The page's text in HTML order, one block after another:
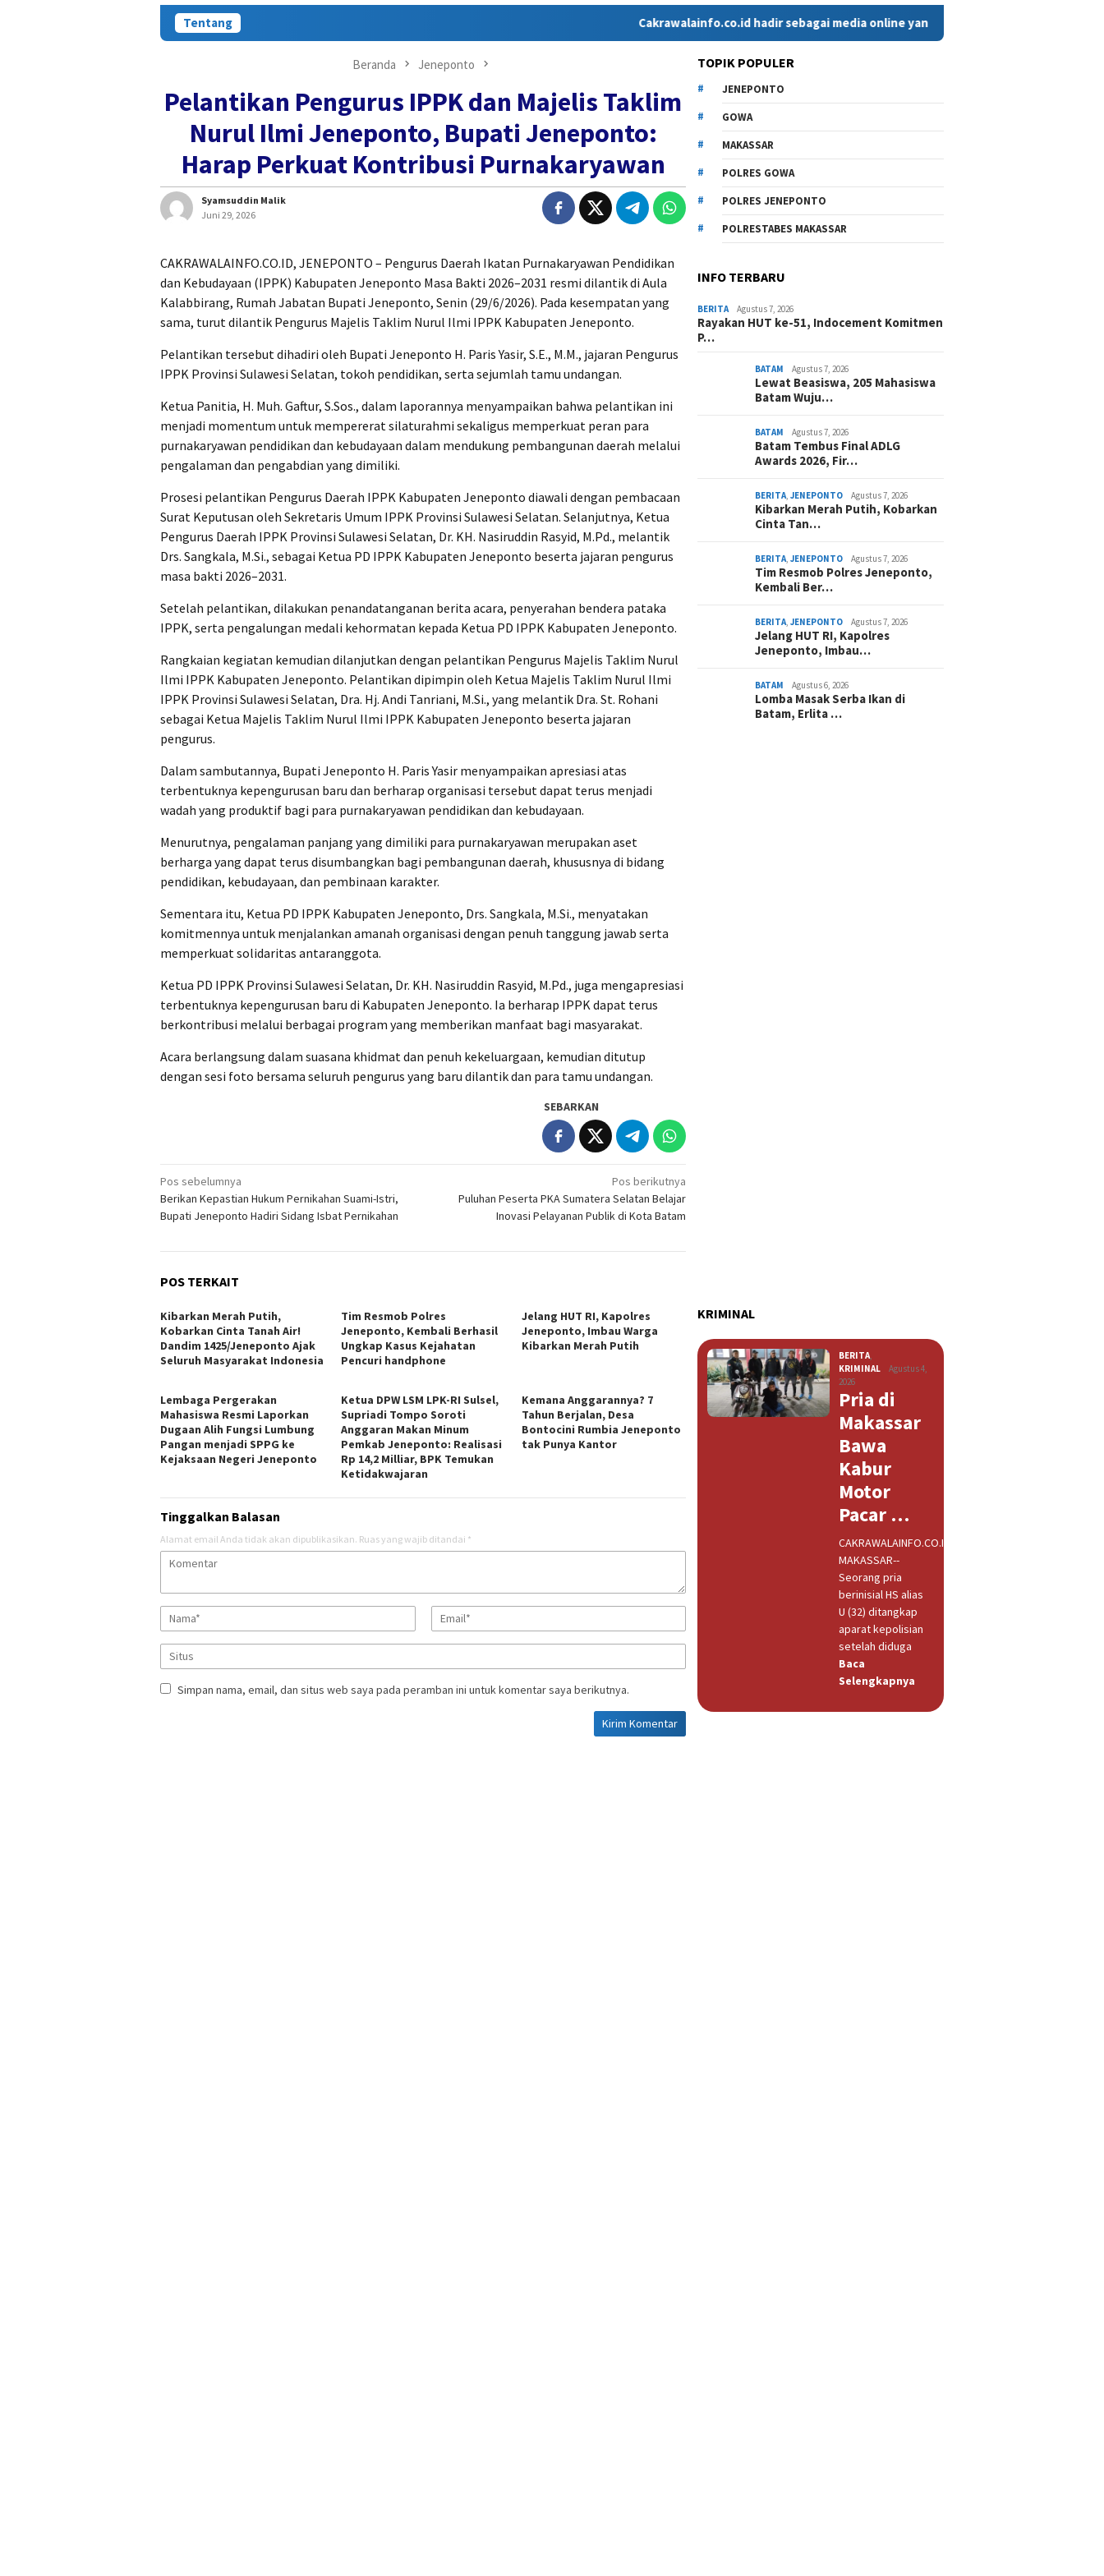
Tentang Cakrawalainfo.co.id hadir sebagai media online yang menyajikan berita cepat, faktual,
Beranda Jeneponto
Pelantikan Pengurus IPPK dan Majelis Taklim
Nurul Ilmi Jeneponto, Bupati Jeneponto:
Harap Perkuat Kontribusi Purnakaryawan
Syamsuddin Malik
Juni 29, 2026
CAKRAWALAINFO.CO.ID, JENEPONTO – Pengurus Daerah Ikatan Purnakaryawan Pendidikan
dan Kebudayaan (IPPK) Kabupaten Jeneponto Masa Bakti 2026–2031 resmi dilantik di Aula
Kalabbirang, Rumah Jabatan Bupati Jeneponto, Senin (29/6/2026). Pada kesempatan yang
sama, turut dilantik Pengurus Majelis Taklim Nurul Ilmi IPPK Kabupaten Jeneponto.
Pelantikan tersebut dihadiri oleh Bupati Jeneponto H. Paris Yasir, S.E., M.M., jajaran Pengurus
IPPK Provinsi Sulawesi Selatan, tokoh pendidikan, serta sejumlah tamu undangan.
Ketua Panitia, H. Muh. Gaftur, S.Sos., dalam laporannya menyampaikan bahwa pelantikan ini
menjadi momentum untuk mempererat silaturahmi sekaligus memperkuat peran para
purnakaryawan pendidikan dan kebudayaan dalam mendukung pembangunan daerah melalui
pengalaman dan pengabdian yang dimiliki.
Prosesi pelantikan Pengurus Daerah IPPK Kabupaten Jeneponto diawali dengan pembacaan
Surat Keputusan oleh Sekretaris Umum IPPK Provinsi Sulawesi Selatan. Selanjutnya, Ketua
Pengurus Daerah IPPK Provinsi Sulawesi Selatan, Dr. KH. Nasiruddin Rasyid, M.Pd., melantik
Drs. Sangkala, M.Si., sebagai Ketua PD IPPK Kabupaten Jeneponto beserta jajaran pengurus
masa bakti 2026–2031.
Setelah pelantikan, dilakukan penandatanganan berita acara, penyerahan bendera pataka
IPPK, serta pengalungan medali kehormatan kepada Ketua PD IPPK Kabupaten Jeneponto.
Rangkaian kegiatan kemudian dilanjutkan dengan pelantikan Pengurus Majelis Taklim Nurul
Ilmi IPPK Kabupaten Jeneponto. Pelantikan dipimpin oleh Ketua Majelis Taklim Nurul Ilmi
IPPK Provinsi Sulawesi Selatan, Dra. Hj. Andi Tanriani, M.Si., yang melantik Dra. St. Rohani
sebagai Ketua Majelis Taklim Nurul Ilmi IPPK Kabupaten Jeneponto beserta jajaran
pengurus.
Dalam sambutannya, Bupati Jeneponto H. Paris Yasir menyampaikan apresiasi atas
terbentuknya kepengurusan baru dan berharap organisasi tersebut dapat terus menjadi
wadah yang produktif bagi para purnakaryawan pendidikan dan kebudayaan.
Menurutnya, pengalaman panjang yang dimiliki para purnakaryawan merupakan aset
berharga yang dapat terus disumbangkan bagi pembangunan daerah, khususnya di bidang
pendidikan, kebudayaan, dan pembinaan karakter.
Sementara itu, Ketua PD IPPK Kabupaten Jeneponto, Drs. Sangkala, M.Si., menyatakan
komitmennya untuk menjalankan amanah organisasi dengan penuh tanggung jawab serta
memperkuat solidaritas antaranggota.
Ketua PD IPPK Provinsi Sulawesi Selatan, Dr. KH. Nasiruddin Rasyid, M.Pd., juga mengapresiasi
terbentuknya kepengurusan baru di Kabupaten Jeneponto. Ia berharap IPPK dapat terus
berkontribusi melalui berbagai program yang memberikan manfaat bagi masyarakat.
Acara berlangsung dalam suasana khidmat dan penuh kekeluargaan, kemudian ditutup
dengan sesi foto bersama seluruh pengurus yang baru dilantik dan para tamu undangan.
SEBARKAN
Navigasi
pos
Pos sebelumnya
Berikan Kepastian Hukum Pernikahan Suami-Istri,
Bupati Jeneponto Hadiri Sidang Isbat Pernikahan
Pos berikutnya
Puluhan Peserta PKA Sumatera Selatan Belajar
Inovasi Pelayanan Publik di Kota Batam
POS TERKAIT
Kibarkan Merah Putih,
Kobarkan Cinta Tanah Air!
Dandim 1425/Jeneponto Ajak
Seluruh Masyarakat Indonesia
Tim Resmob Polres
Jeneponto, Kembali Berhasil
Ungkap Kasus Kejahatan
Pencuri handphone
Jelang HUT RI, Kapolres
Jeneponto, Imbau Warga
Kibarkan Merah Putih
Lembaga Pergerakan
Mahasiswa Resmi Laporkan
Dugaan Alih Fungsi Lumbung
Pangan menjadi SPPG ke
Kejaksaan Negeri Jeneponto
Ketua DPW LSM LPK-RI Sulsel,
Supriadi Tompo Soroti
Anggaran Makan Minum
Pemkab Jeneponto: Realisasi
Rp 14,2 Milliar, BPK Temukan
Ketidakwajaran
Kemana Anggarannya? 7
Tahun Berjalan, Desa
Bontocini Rumbia Jeneponto
tak Punya Kantor
Tinggalkan Balasan
Alamat email Anda tidak akan dipublikasikan. Ruas yang wajib ditandai *
Simpan nama, email, dan situs web saya pada peramban ini untuk komentar saya berikutnya.
TOPIK POPULER
JENEPONTO
GOWA
MAKASSAR
POLRES GOWA
POLRES JENEPONTO
POLRESTABES MAKASSAR
INFO TERBARU
BERITA Agustus 7, 2026
Rayakan HUT ke-51, Indocement Komitmen
P…
BATAM Agustus 7, 2026
Lewat Beasiswa, 205 Mahasiswa
Batam Wuju…
BATAM Agustus 7, 2026
Batam Tembus Final ADLG
Awards 2026, Fir…
BERITA,JENEPONTO Agustus 7, 2026
Kibarkan Merah Putih, Kobarkan
Cinta Tan…
BERITA,JENEPONTO Agustus 7, 2026
Tim Resmob Polres Jeneponto,
Kembali Ber…
BERITA,JENEPONTO Agustus 7, 2026
Jelang HUT RI, Kapolres
Jeneponto, Imbau…
BATAM Agustus 6, 2026
Lomba Masak Serba Ikan di
Batam, Erlita …
KRIMINAL
BERITA,
KRIMINAL
Agustus 4,
2026
Pria di
Makassar
Bawa
Kabur
Motor
Pacar …
CAKRAWALAINFO.CO.ID,
MAKASSAR--
Seorang pria
berinisial HS alias
U (32) ditangkap
aparat kepolisian
setelah diduga
Baca
Selengkapnya